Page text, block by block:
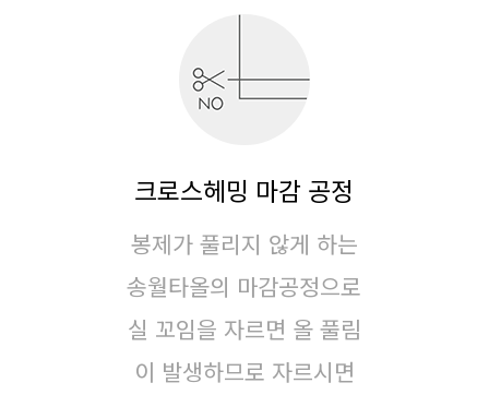
크로스헤밍 마감 공정
봉제가 풀리지 않게 하는
송월타올의 마감공정으로
실 꼬임을 자르면 올 풀림
이 발생하므로 자르시면